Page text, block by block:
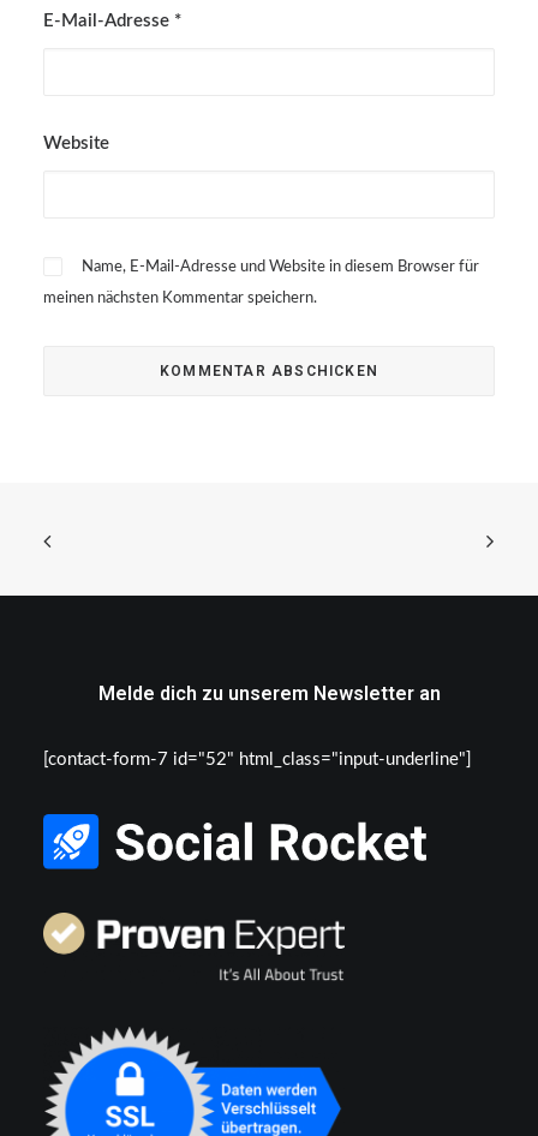
E-Mail-Adresse *
Website
Name, E-Mail-Adresse und Website in diesem Browser für
meinen nächsten Kommentar speichern.
Melde dich zu unserem Newsletter an
[contact-form-7 id="52" html_class="input-underline"]